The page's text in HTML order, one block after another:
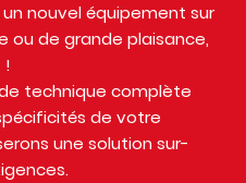
nouvel équipement sur
ou de grande plaisance,
technique complète
de votre
une solution sur-